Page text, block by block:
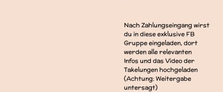
Nach Zahlungseingang wirst
du in diese exklusive FB
Gruppe eingeladen, dort
werden alle relevanten
Infos und das Video der
Takelungen hochgeladen
(Achtung: Weitergabe
untersagt)